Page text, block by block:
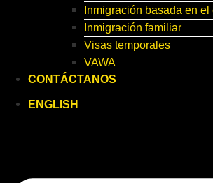
Inmigración basada en
Inmigración familiar
Visas temporales
VAWA
CONTÁCTANOS
ENGLISH